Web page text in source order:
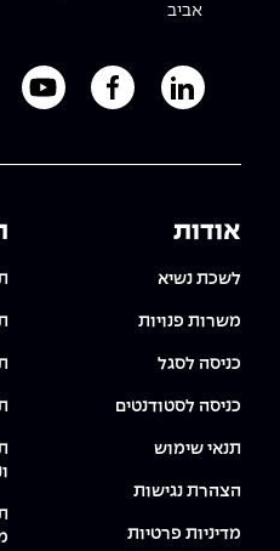
אביב
לעמוד הלינקדאין
לעמוד
אודות
לשכת נשיא
משרות פנויות
כניסה לסגל
כניסה לסטודנטים
תנאי שימוש
הצהרת נגישות
מדיניות פרטיות